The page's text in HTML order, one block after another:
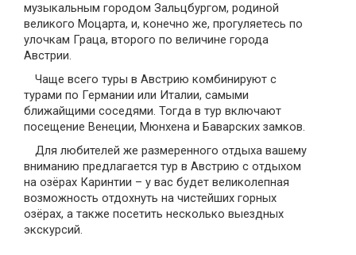
музыкальным городом Зальцбургом, родиной
великого Моцарта, и, конечно же, прогуляетесь по
улочкам Граца, второго по величине города
Австрии.
Чаще всего туры в Австрию комбинируют с
турами по Германии или Италии, самыми
ближайщими соседями. Тогда в тур включают
посещение Венеции, Мюнхена и Баварских замков.
Для любителей же размеренного отдыха вашему
вниманию предлагается тур в Австрию с отдыхом
на озёрах Каринтии – у вас будет великолепная
возможность отдохнуть на чистейших горных
озёрах, а также посетить несколько выездных
экскурсий.